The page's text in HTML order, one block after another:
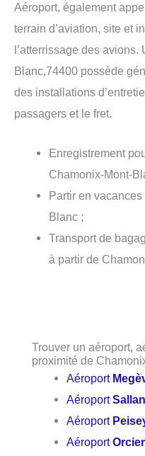
Aéroport, également
terrain d’aviation, site et
l’atterrissage des
Blanc,74400 possède
des installations
passagers et le fret.
Enregistrement
Chamonix-Mont-
Partir en
Blanc ;
Transport de
à partir de
Trouver un aéroport,
proximité de
Aéroport
Aéroport
Aéroport
AéroportOrcier